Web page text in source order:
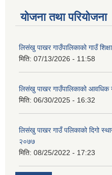
योजना तथा परियोजना
लिसंखु पाखर गाउँपालिकाको गाउँ
मिति: 07/13/2026 - 11:58
लिसंखु पाखर गाउँपालिकाको आवधिक
मिति: 06/30/2025 - 16:32
लिसंखु पाखर गाउँ पलिकाको दिगो
२०७७
मिति: 08/25/2022 - 17:23